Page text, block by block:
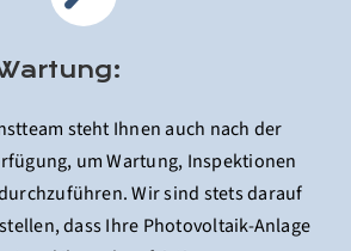
steht Ihnen auch nach der
um Wartung, Inspektionen
Wir sind stets darauf
dass Ihre Photovoltaik-Anlage